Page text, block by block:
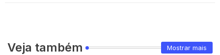
Veja também Mostrar mais